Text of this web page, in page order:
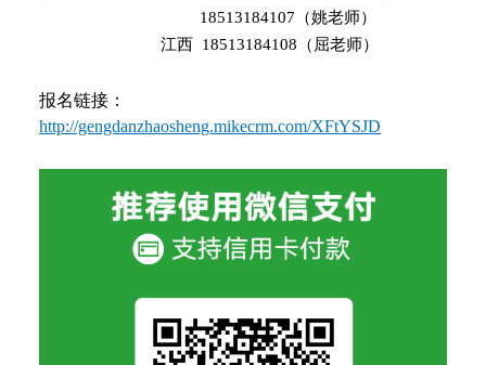
18513184107（姚老师）
江西 18513184108（屈老师）
报名链接：
http://gengdanzhaosheng.mikecrm.com/XFtYSJD